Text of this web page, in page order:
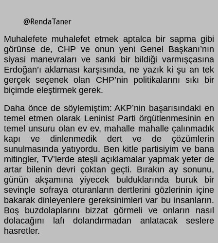
@RendaTaner
Muhalefete muhalefet etmek aptalca bir sapma gibi
görünse de, CHP ve onun yeni Genel Başkanı’nın
siyasi manevraları ve sanki bir bildiği varmışçasına
Erdoğan’ı aklaması karşısında, ne yazık ki şu an tek
gerçek seçenek olan CHP’nin politikalarını sıkı bir
biçimde eleştirmek gerek.
Daha önce de söylemiştim: AKP’nin başarısındaki en
temel etmen olarak Leninist Parti örgütlenmesinin en
temel unsuru olan ev ev, mahalle mahalle çalınmadık
kapı ve dinlenmedik dert ve de çözümlerin
sunulmasında yatıyordu. Ben kitle partisiyim ve bana
mitingler, TV’lerde ateşli açıklamalar yapmak yeter de
artar bilenin devri çoktan geçti. Bırakın ay sonunu,
günün akşamına yiyecek bulduklarında buruk bir
sevinçle sofraya oturanların dertlerini gözlerinin içine
bakarak dinleyenlere gereksinimleri var bu insanların.
Boş buzdolaplarını bizzat görmeli ve onların nasıl
dolacağını lafı dolandırmadan anlatacak seslere
hasretler.